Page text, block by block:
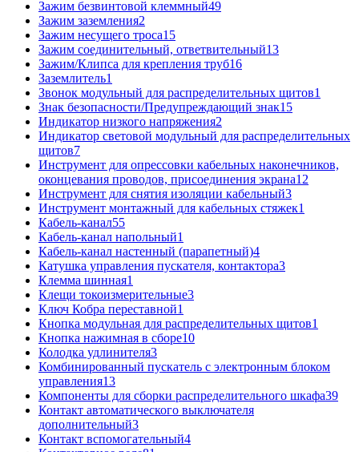
Зажим безвинтовой клеммный49
Зажим заземления2
Зажим несущего троса15
Зажим соединительный, ответвительный13
Зажим/Клипса для крепления труб16
Заземлитель1
Звонок модульный для распределительных щитов1
Знак безопасности/Предупреждающий знак15
Индикатор низкого напряжения2
Индикатор световой модульный для распределительных
щитов7
Инструмент для опрессовки кабельных наконечников,
оконцевания проводов, присоединения экрана12
Инструмент для снятия изоляции кабельный3
Инструмент монтажный для кабельных стяжек1
Кабель-канал55
Кабель-канал напольный1
Кабель-канал настенный (парапетный)4
Катушка управления пускателя, контактора3
Клемма шинная1
Клещи токоизмерительные3
Ключ Кобра переставной1
Кнопка модульная для распределительных щитов1
Кнопка нажимная в сборе10
Колодка удлинителя3
Комбинированный пускатель с электронным блоком
управления13
Компоненты для сборки распределительного шкафа39
Контакт автоматического выключателя
дополнительный3
Контакт вспомогательный4